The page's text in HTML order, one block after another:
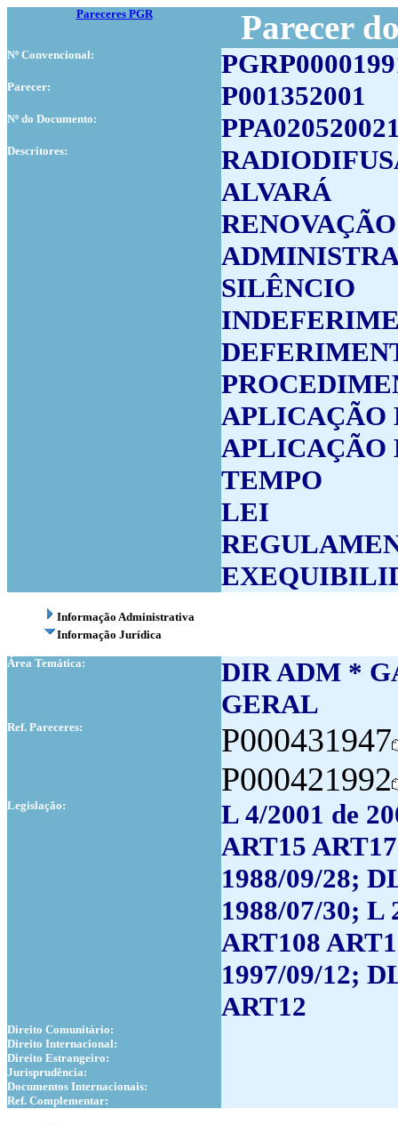
Pareceres PGR Parecer
Nº Convencional:
Parecer: P001352001
Nº do Documento:
Descritores:
ALVARÁ
RENOVAÇÃO
SILÊNCIO
APLICAÇÃO
APLICAÇÃO
TEMPO
LEI
Informação Administrativa
Informação Jurídica
Área Temática:
DIR ADM *
GERAL
Ref. Pareceres:
P000431947
P000421992
Legislação:
L 4/2001 de
ART15
1988/09/28;
1988/07/30; L
ART108
1997/09/12;
ART12
Direito Comunitário:
Direito Internacional:
Direito Estrangeiro:
Jurisprudência:
Documentos Internacionais:
Ref. Complementar: